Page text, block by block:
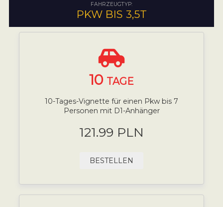
FAHRZEUGTYP:
PKW BIS 3,5T
10 TAGE
10-Tages-Vignette für einen Pkw bis 7
Personen mit D1-Anhänger
121.99 PLN
BESTELLEN